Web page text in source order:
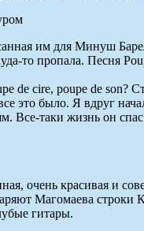
им для Минуш
то пропала. Песня
de cire, poupe de
это было. Я вдруг
Все-таки жизнь он спас
очень красивая и
Магомаева
гитары.